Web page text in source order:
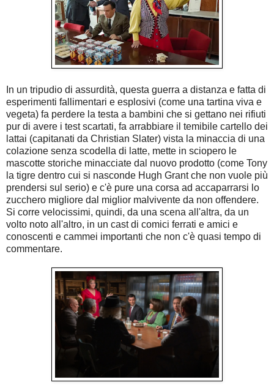
In un tripudio di assurdità, questa guerra a distanza e fatta di
esperimenti fallimentari e esplosivi (come una tartina viva e
vegeta) fa perdere la testa a bambini che si gettano nei rifiuti
pur di avere i test scartati, fa arrabbiare il temibile cartello dei
lattai (capitanati da Christian Slater) vista la minaccia di una
colazione senza scodella di latte, mette in sciopero le
mascotte storiche minacciate dal nuovo prodotto (come Tony
la tigre dentro cui si nasconde Hugh Grant che non vuole più
prendersi sul serio) e c'è pure una corsa ad accaparrarsi lo
zucchero migliore dal miglior malvivente da non offendere.
Si corre velocissimi, quindi, da una scena all'altra, da un
volto noto all'altro, in un cast di comici ferrati e amici e
conoscenti e cammei importanti che non c'è quasi tempo di
commentare.